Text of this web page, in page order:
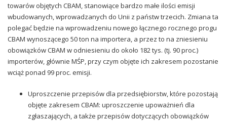
towarów objętych CBAM, stanowiące bardzo małe ilości emisji
wbudowanych, wprowadzanych do Unii z państw trzecich. Zmiana ta
polegać będzie na wprowadzeniu nowego łącznego rocznego progu
CBAM wynoszącego 50 ton na importera, a przez to na zniesieniu
obowiązków CBAM w odniesieniu do około 182 tys. (tj. 90 proc.)
importerów, głównie MŚP, przy czym objęte ich zakresem pozostanie
wciąż ponad 99 proc. emisji.
Uproszczenie przepisów dla przedsiębiorstw, które pozostają
objęte zakresem CBAM: uproszczenie upoważnień dla
zgłaszających, a także przepisów dotyczących obowiązków